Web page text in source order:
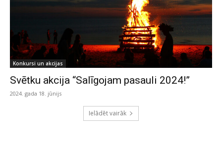
Konkursi un akcijas
Svētku akcija “Salīgojam pasauli 2024!”
2024. gada 18. jūnijs
Ielādēt vairāk